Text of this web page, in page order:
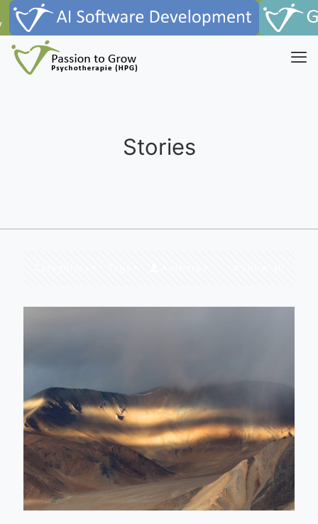
Stories